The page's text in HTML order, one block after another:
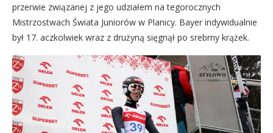
przerwie związanej z jego udziałem na tegorocznych
Mistrzostwach Świata Juniorów w Planicy. Bayer indywidualnie
był 17. aczkolwiek wraz z drużyną sięgnął po srebrny krążek.